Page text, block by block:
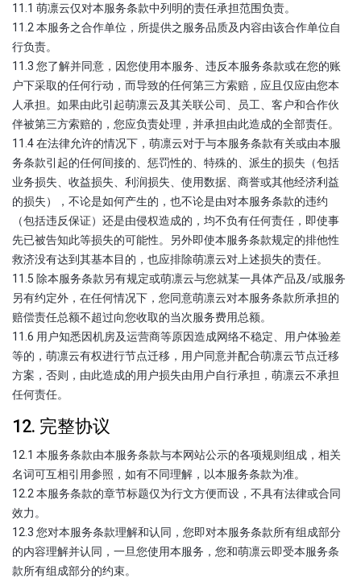
11.1 萌凛云仅对本服务条款中列明的责任承担范围负责。
11.2 本服务之合作单位，所提供之服务品质及内容由该合作单位自
行负责。
11.3 您了解并同意，因您使用本服务、违反本服务条款或在您的账
户下采取的任何行动，而导致的任何第三方索赔，应且仅应由您本
人承担。如果由此引起萌凛云及其关联公司、员工、客户和合作伙
伴被第三方索赔的，您应负责处理，并承担由此造成的全部责任。
11.4 在法律允许的情况下，萌凛云对于与本服务条款有关或由本服
务条款引起的任何间接的、惩罚性的、特殊的、派生的损失（包括
业务损失、收益损失、利润损失、使用数据、商誉或其他经济利益
的损失），不论是如何产生的，也不论是由对本服务条款的违约
（包括违反保证）还是由侵权造成的，均不负有任何责任，即使事
先已被告知此等损失的可能性。另外即使本服务条款规定的排他性
救济没有达到其基本目的，也应排除萌凛云对上述损失的责任。
11.5 除本服务条款另有规定或萌凛云与您就某一具体产品及/或服务
另有约定外，在任何情况下，您同意萌凛云对本服务条款所承担的
赔偿责任总额不超过向您收取的当次服务费用总额。
11.6 用户知悉因机房及运营商等原因造成网络不稳定、用户体验差
等的，萌凛云有权进行节点迁移，用户同意并配合萌凛云节点迁移
方案，否则，由此造成的用户损失由用户自行承担，萌凛云不承担
任何责任。
12. 完整协议
12.1 本服务条款由本服务条款与本网站公示的各项规则组成，相关
名词可互相引用参照，如有不同理解，以本服务条款为准。
12.2 本服务条款的章节标题仅为行文方便而设，不具有法律或合同
效力。
12.3 您对本服务条款理解和认同，您即对本服务条款所有组成部分
的内容理解并认同，一旦您使用本服务，您和萌凛云即受本服务条
款所有组成部分的约束。